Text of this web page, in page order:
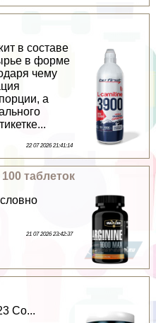
в составе
в форме
чему
а
22 07 2026 21:41:14
таблеток
21 07 2026 23:42:37
Co...